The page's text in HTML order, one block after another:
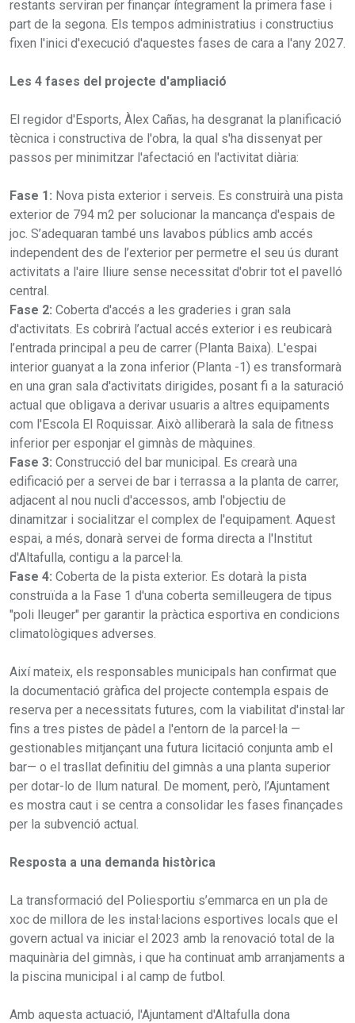
restants serviran per finançar íntegrament la primera fase i
part de la segona. Els tempos administratius i constructius
fixen l'inici d'execució d'aquestes fases de cara a l'any 2027.
Les 4 fases del projecte d'ampliació
El regidor d'Esports, Àlex Cañas, ha desgranat la planificació
tècnica i constructiva de l'obra, la qual s'ha dissenyat per
passos per minimitzar l'afectació en l'activitat diària:
Fase 1: Nova pista exterior i serveis. Es construirà una pista
exterior de 794 m2 per solucionar la mancança d'espais de
joc. S’adequaran també uns lavabos públics amb accés
independent des de l’exterior per permetre el seu ús durant
activitats a l'aire lliure sense necessitat d'obrir tot el pavelló
central.
Fase 2: Coberta d'accés a les graderies i gran sala
d'activitats. Es cobrirà l’actual accés exterior i es reubicarà
l’entrada principal a peu de carrer (Planta Baixa). L'espai
interior guanyat a la zona inferior (Planta -1) es transformarà
en una gran sala d'activitats dirigides, posant fi a la saturació
actual que obligava a derivar usuaris a altres equipaments
com l'Escola El Roquissar. Això alliberarà la sala de fitness
inferior per esponjar el gimnàs de màquines.
Fase 3: Construcció del bar municipal. Es crearà una
edificació per a servei de bar i terrassa a la planta de carrer,
adjacent al nou nucli d'accessos, amb l'objectiu de
dinamitzar i socialitzar el complex de l'equipament. Aquest
espai, a més, donarà servei de forma directa a l'Institut
d'Altafulla, contigu a la parcel·la.
Fase 4: Coberta de la pista exterior. Es dotarà la pista
construïda a la Fase 1 d'una coberta semilleugera de tipus
"poli lleuger" per garantir la pràctica esportiva en condicions
climatològiques adverses.
Així mateix, els responsables municipals han confirmat que
la documentació gràfica del projecte contempla espais de
reserva per a necessitats futures, com la viabilitat d'instal·lar
fins a tres pistes de pàdel a l'entorn de la parcel·la —
gestionables mitjançant una futura licitació conjunta amb el
bar— o el trasllat definitiu del gimnàs a una planta superior
per dotar-lo de llum natural. De moment, però, l’Ajuntament
es mostra caut i se centra a consolidar les fases finançades
per la subvenció actual.
Resposta a una demanda històrica
La transformació del Poliesportiu s’emmarca en un pla de
xoc de millora de les instal·lacions esportives locals que el
govern actual va iniciar el 2023 amb la renovació total de la
maquinària del gimnàs, i que ha continuat amb arranjaments a
la piscina municipal i al camp de futbol.
Amb aquesta actuació, l'Ajuntament d'Altafulla dona